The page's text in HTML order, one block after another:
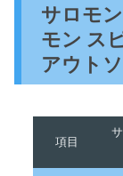
サロモ
モン ス
アウト
項目